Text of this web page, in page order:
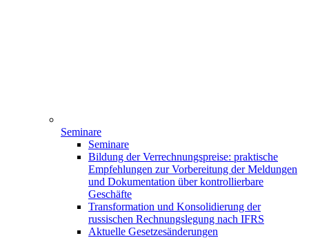
Seminare
Seminare
Bildung der Verrechnungspreise: praktische
Empfehlungen zur Vorbereitung der Meldungen
und Dokumentation über kontrollierbare
Geschäfte
Transformation und Konsolidierung der
russischen Rechnungslegung nach IFRS
Aktuelle Gesetzesänderungen